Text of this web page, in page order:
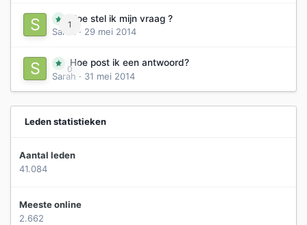
1
Hoe stel ik mijn vraag ?
Sarah · 29 mei 2014
0
Hoe post ik een antwoord?
Sarah · 31 mei 2014
Leden statistieken
Aantal leden
41.084
Meeste online
2.662